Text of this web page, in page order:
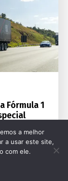
Fórmula 1
a melhor
a usar este site,
com ele.